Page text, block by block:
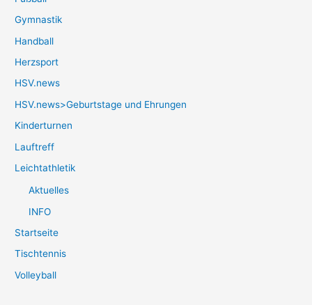
Gymnastik
Handball
Herzsport
HSV.news
HSV.news>Geburtstage und Ehrungen
Kinderturnen
Lauftreff
Leichtathletik
Aktuelles
INFO
Startseite
Tischtennis
Volleyball